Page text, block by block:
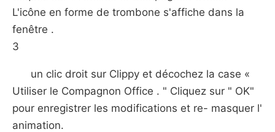
L'icône en forme de trombone s'affiche dans la
fenêtre .
3
un clic droit sur Clippy et décochez la case «
Utiliser le Compagnon Office . " Cliquez sur " OK"
pour enregistrer les modifications et re- masquer l'
animation.